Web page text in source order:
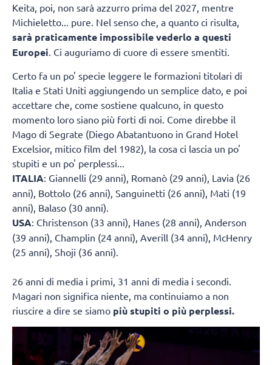
Keita, poi, non sarà azzurro prima del 2027, mentre
Michieletto... pure. Nel senso che, a quanto ci risulta,
sarà praticamente impossibile vederlo a questi
Europei . Ci auguriamo di cuore di essere smentiti.
Certo fa un po' specie leggere le formazioni titolari di
Italia e Stati Uniti aggiungendo un semplice dato, e poi
accettare che, come sostiene qualcuno, in questo
momento loro siano più forti di noi. Come direbbe il
Mago di Segrate (Diego Abatantuono in Grand Hotel
Excelsior, mitico film del 1982), la cosa ci lascia un po'
stupiti e un po' perplessi...
ITALIA: Giannelli (29 anni), Romanò (29 anni), Lavia (26
anni), Bottolo (26 anni), Sanguinetti (26 anni), Mati (19
anni), Balaso (30 anni).
USA: Christenson (33 anni), Hanes (28 anni), Anderson
(39 anni), Champlin (24 anni), Averill (34 anni), McHenry
(25 anni), Shoji (36 anni).
26 anni di media i primi, 31 anni di media i secondi.
Magari non significa niente, ma continuiamo a non
riuscire a dire se siamo più stupiti o più perplessi.